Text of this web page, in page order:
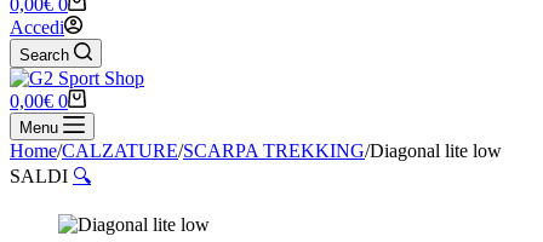
0,00€ 0
Accedi
Search
Carrello
0,00€ 0
Menu
Home/CALZATURE/SCARPA TREKKING/Diagonal lite low
SALDI 🔍